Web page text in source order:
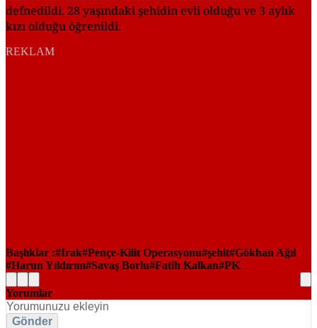
defnedildi. 28 yaşındaki şehidin evli olduğu ve 3 aylık
kızı olduğu öğrenildi.
REKLAM
Başlıklar : Irak Pençe-Kilit Operasyonu şehit Gökhan Ağıl
Harun Yıldırım Savaş Borlu Fatih Kalkan PK
Yorumlar
Gönder